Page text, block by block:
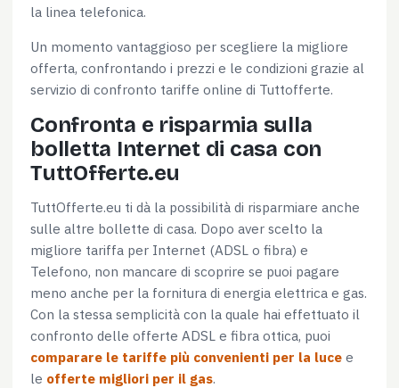
la linea telefonica.
Un momento vantaggioso per scegliere la migliore
offerta, confrontando i prezzi e le condizioni grazie al
servizio di confronto tariffe online di Tuttofferte.
Confronta e risparmia sulla
bolletta Internet di casa con
TuttOfferte.eu
TuttOfferte.eu ti dà la possibilità di risparmiare anche
sulle altre bollette di casa. Dopo aver scelto la
migliore tariffa per Internet (ADSL o fibra) e
Telefono, non mancare di scoprire se puoi pagare
meno anche per la fornitura di energia elettrica e gas.
Con la stessa semplicità con la quale hai effettuato il
confronto delle offerte ADSL e fibra ottica, puoi
comparare le tariffe più convenienti per la luce e
le offerte migliori per il gas.